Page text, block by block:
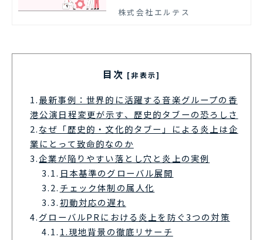
上が拡大するかが変わっていき
ます。本資料では事例をもと
株式会社エルテス
目次 [非表示]
1.最新事例：世界的に活躍する音楽グループの香
港公演日程変更が示す、歴史的タブーの恐ろしさ
2.なぜ「歴史的・文化的タブー」による炎上は企
業にとって致命的なのか
3.企業が陥りやすい落とし穴と炎上の実例
3.1. 日本基準のグローバル展開
3.2. チェック体制の属人化
3.3.初動対応の遅れ
4.グローバルPRにおける炎上を防ぐ3つの対策
4.1. 1.現地背景の徹底リサーチ